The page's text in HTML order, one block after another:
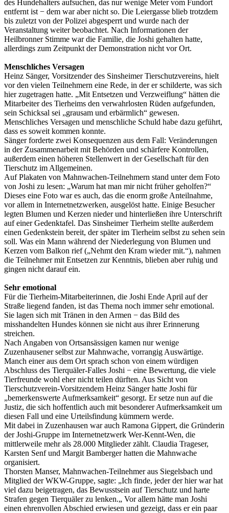
des Hundehalters aufsuchen, das nur wenige Meter vom Fundort
entfernt ist − dem war aber nicht so. Die Leiergasse blieb trotzdem
bis zuletzt von der Polizei abgesperrt und wurde nach der
Veranstaltung weiter beobachtet. Nach Informationen der
Heilbronner Stimme war die Familie, die Joshi gehalten hatte,
allerdings zum Zeitpunkt der Demonstration nicht vor Ort.
Menschliches Versagen
Heinz Sänger, Vorsitzender des Sinsheimer Tierschutzvereins, hielt
vor den vielen Teilnehmern eine Rede, in der er schilderte, was sich
hier zugetragen hatte. „Mit Entsetzen und Verzweiflung“ hätten die
Mitarbeiter des Tierheims den verwahrlosten Rüden aufgefunden,
sein Schicksal sei „grausam und erbärmlich“ gewesen.
Menschliches Versagen und menschliche Schuld habe dazu geführt,
dass es soweit kommen konnte.
Sänger forderte zwei Konsequenzen aus dem Fall: Veränderungen
in der Zusammenarbeit mit Behörden und schärfere Kontrollen,
außerdem einen höheren Stellenwert in der Gesellschaft für den
Tierschutz im Allgemeinen.
Auf Plakaten von Mahnwachen-Teilnehmern stand unter dem Foto
von Joshi zu lesen: „Warum hat man mir nicht früher geholfen?“
Dieses eine Foto war es auch, das die enorm große Anteilnahme,
vor allem in Internetnetzwerken, ausgelöst hatte. Einige Besucher
legten Blumen und Kerzen nieder und hinterließen ihre Unterschrift
auf einer Gedenktafel. Das Sinsheimer Tierheim stellte außerdem
einen Gedenkstein bereit, der später im Tierheim selbst zu sehen sein
soll. Was ein Mann während der Niederlegung von Blumen und
Kerzen vom Balkon rief („Nehmt den Kram wieder mit.“), nahmen
die Teilnehmer mit Entsetzen zur Kenntnis, blieben aber ruhig und
gingen nicht darauf ein.
Sehr emotional
Für die Tierheim-Mitarbeiterinnen, die Joshi Ende April auf der
Straße liegend fanden, ist das Thema noch immer sehr emotional.
Sie lagen sich mit Tränen in den Armen − das Bild des
misshandelten Hundes können sie nicht aus ihrer Erinnerung
streichen.
Nach Angaben von Ortsansässigen kamen nur wenige
Zuzenhausener selbst zur Mahnwache, vorrangig Auswärtige.
Manch einer aus dem Ort sprach schon von einem würdigen
Abschluss des Tierquäler-Falles Joshi − eine Bewertung, die viele
Tierfreunde wohl eher nicht teilen dürften. Aus Sicht von
Tierschutzverein-Vorsitzendem Heinz Sänger hatte Joshi für
„bemerkenswerte Aufmerksamkeit“ gesorgt. Er setze nun auf die
Justiz, die sich hoffentlich auch mit besonderer Aufmerksamkeit um
diesen Fall und eine Urteilsfindung kümmern werde.
Mit dabei in Zuzenhausen war auch Ramona Gippert, die Gründerin
der Joshi-Gruppe im Internetnetzwerk Wer-Kennt-Wen, die
mittlerweile mehr als 28.000 Mitglieder zählt. Claudia Trageser,
Karsten Senf und Margit Bamberger hatten die Mahnwache
organisiert.
Thorsten Manser, Mahnwachen-Teilnehmer aus Siegelsbach und
Mitglied der WKW-Gruppe, sagte: „Ich finde, jeder der hier war hat
viel dazu beigetragen, das Bewusstsein auf Tierschutz und harte
Strafen gegen Tierquäler zu lenken.„ Vor allem hätte man Joshi
einen ehrenvollen Abschied erwiesen und gezeigt, dass er ein paar